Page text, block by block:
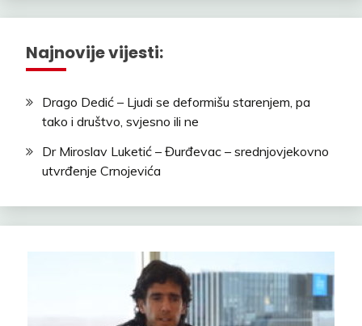
Najnovije vijesti:
Drago Dedić – Ljudi se deformišu starenjem, pa
tako i društvo, svjesno ili ne
Dr Miroslav Luketić – Đurđevac – srednjovjekovno
utvrđenje Crnojevića